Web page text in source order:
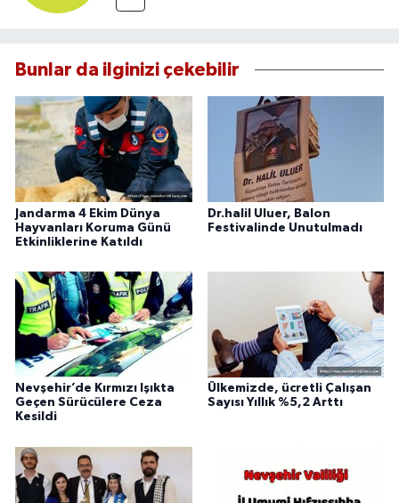
Bunlar da ilginizi çekebilir
Jandarma 4 Ekim Dünya
Hayvanları Koruma Günü
Etkinliklerine Katıldı
Dr.halil Uluer, Balon
Festivalinde Unutulmadı
Nevşehir’de Kırmızı Işıkta
Geçen Sürücülere Ceza
Kesildi
Ülkemizde, ücretli Çalışan
Sayısı Yıllık %5,2 Arttı